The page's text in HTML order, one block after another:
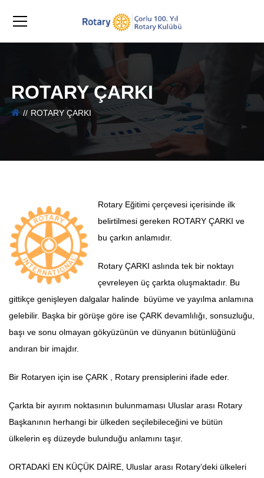
ROTARY ÇARKI
ROTARY ÇARKI
Rotary Eğitimi çerçevesi içerisinde ilk
belirtilmesi gereken ROTARY ÇARKI ve
bu çarkın anlamıdır.
Rotary ÇARKI aslında tek bir noktayı
çevreleyen üç çarkta oluşmaktadır. Bu
gittikçe genişleyen dalgalar halinde büyüme ve yayılma anlamına
gelebilir. Başka bir görüşe göre ise ÇARK devamlılığı, sonsuzluğu,
başı ve sonu olmayan gökyüzünün ve dünyanın bütünlüğünü
andıran bir imajdır.
Bir Rotaryen için ise ÇARK , Rotary prensiplerini ifade eder.
Çarkta bir ayırım noktasının bulunmaması Uluslar arası Rotary
Başkanının herhangi bir ülkeden seçilebileceğini ve bütün
ülkelerin eş düzeyde bulunduğu anlamını taşır.
ORTADAKİ EN KÜÇÜK DAİRE, Uluslar arası Rotary’deki ülkeleri